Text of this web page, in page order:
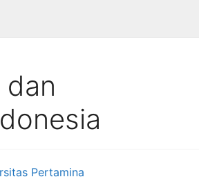
Pertamina